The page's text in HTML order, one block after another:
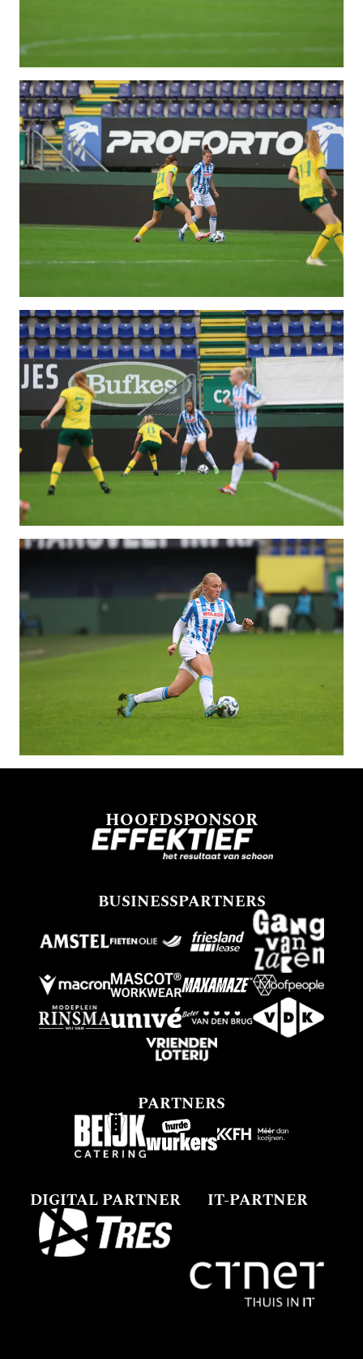
HOOFDSPONSOR
BUSINESSPARTNERS
PARTNERS
DIGITAL PARTNER IT-PARTNER